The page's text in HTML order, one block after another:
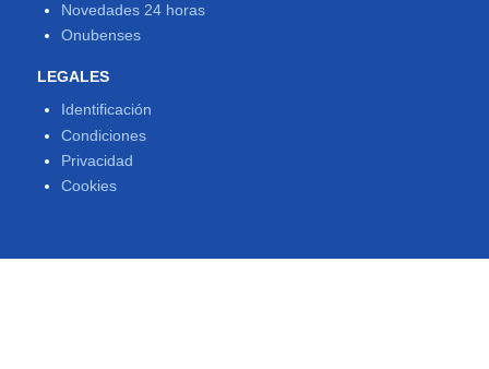
Novedades 24 horas
Onubenses
LEGALES
Identificación
Condiciones
Privacidad
Cookies